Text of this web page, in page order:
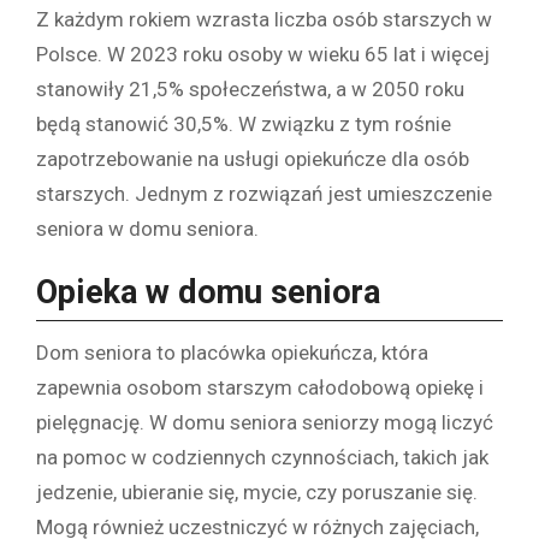
Z każdym rokiem wzrasta liczba osób starszych w
Polsce. W 2023 roku osoby w wieku 65 lat i więcej
stanowiły 21,5% społeczeństwa, a w 2050 roku
będą stanowić 30,5%. W związku z tym rośnie
zapotrzebowanie na usługi opiekuńcze dla osób
starszych. Jednym z rozwiązań jest umieszczenie
seniora w domu seniora.
Opieka w domu seniora
Dom seniora to placówka opiekuńcza, która
zapewnia osobom starszym całodobową opiekę i
pielęgnację. W domu seniora seniorzy mogą liczyć
na pomoc w codziennych czynnościach, takich jak
jedzenie, ubieranie się, mycie, czy poruszanie się.
Mogą również uczestniczyć w różnych zajęciach,